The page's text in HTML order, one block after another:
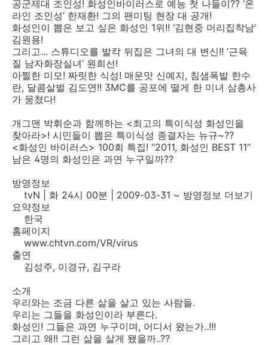
공군제대 조인성! 화성인바이러스로 예능 첫 나들이?? ‘온
라인 조인성’ 한재환! 그의 팬미팅 현장 대 공개!
화성인이 뽑은 보고 싶은 화성인 1위!! ‘김현중 머리집착남’
김원용!
그리고... 스튜디오를 발칵 뒤집은 그녀의 대 변신!! ‘근육
질 남자화장실녀’ 원희선!
아찔한 미모! 짜릿한 식성! 매운맛 신예지, 침샘폭발 한수
란, 달콤살벌 김도연!! 3MC를 공포에 떨게 한 미녀 삼총사
가 뭉쳤다!
개그맨 박휘순과 함께하는 <최고의 특이식성 화성인을
찾아라>! 시민들이 뽑은 특이식성 종결자는 뉴규~??
<화성인 바이러스> 100회 특집! “2011, 화성인 BEST 11”
남은 4명의 화성인은 과연 누구일까??
방영정보
tvN | 화 24시 00분 | 2009-03-31 ~ 방영정보 더보기
요약정보
한국
홈페이지
www.chtvn.com/VR/virus
출연
김성주, 이경규, 김구라
소개
우리와는 조금 다른 삶을 살고 있는 사람들.
우리는 그들을 화성인이라 부른다.
화성인! 그들은 과연 누구이며, 어디서 왔는가..!!!
그리고 왜!! 그런 삶을 살게 됐을까..??